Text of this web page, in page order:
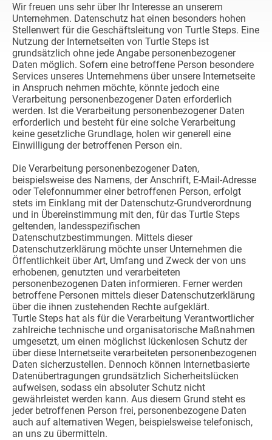
Wir freuen uns sehr über Ihr Interesse an unserem
Unternehmen. Datenschutz hat einen besonders hohen
Stellenwert für die Geschäftsleitung von Turtle Steps. Eine
Nutzung der Internetseiten von Turtle Steps ist
grundsätzlich ohne jede Angabe personenbezogener
Daten möglich. Sofern eine betroffene Person besondere
Services unseres Unternehmens über unsere Internetseite
in Anspruch nehmen möchte, könnte jedoch eine
Verarbeitung personenbezogener Daten erforderlich
werden. Ist die Verarbeitung personenbezogener Daten
erforderlich und besteht für eine solche Verarbeitung
keine gesetzliche Grundlage, holen wir generell eine
Einwilligung der betroffenen Person ein.
Die Verarbeitung personenbezogener Daten,
beispielsweise des Namens, der Anschrift, E-Mail-Adresse
oder Telefonnummer einer betroffenen Person, erfolgt
stets im Einklang mit der Datenschutz-Grundverordnung
und in Übereinstimmung mit den, für das Turtle Steps
geltenden, landesspezifischen
Datenschutzbestimmungen. Mittels dieser
Datenschutzerklärung möchte unser Unternehmen die
Öffentlichkeit über Art, Umfang und Zweck der von uns
erhobenen, genutzten und verarbeiteten
personenbezogenen Daten informieren. Ferner werden
betroffene Personen mittels dieser Datenschutzerklärung
über die ihnen zustehenden Rechte aufgeklärt.
Turtle Steps hat als für die Verarbeitung Verantwortlicher
zahlreiche technische und organisatorische Maßnahmen
umgesetzt, um einen möglichst lückenlosen Schutz der
über diese Internetseite verarbeiteten personenbezogenen
Daten sicherzustellen. Dennoch können Internetbasierte
Datenübertragungen grundsätzlich Sicherheitslücken
aufweisen, sodass ein absoluter Schutz nicht
gewährleistet werden kann. Aus diesem Grund steht es
jeder betroffenen Person frei, personenbezogene Daten
auch auf alternativen Wegen, beispielsweise telefonisch,
an uns zu übermitteln.